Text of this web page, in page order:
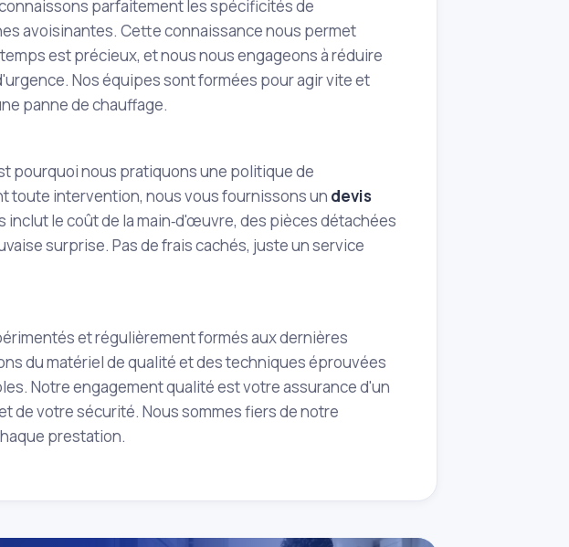
parfaitement les spécificités de
avoisinantes. Cette connaissance nous permet
est précieux, et nous nous engageons à réduire
Nos équipes sont formées pour agir vite et
panne de chauffage.
pourquoi nous pratiquons une politique de
toute intervention, nous vous fournissons un devis
inclut le coût de la main‑d'œuvre, des pièces détachées
surprise. Pas de frais cachés, juste un service
et régulièrement formés aux dernières
du matériel de qualité et des techniques éprouvées
Notre engagement qualité est votre assurance d'un
de votre sécurité. Nous sommes fiers de notre
prestation.